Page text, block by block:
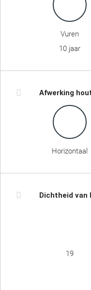
Vuren
10 jaar
Afwerking
Horizontaal
Dichtheid van
19